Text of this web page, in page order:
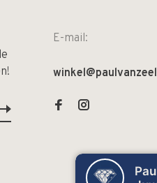
E-mail: